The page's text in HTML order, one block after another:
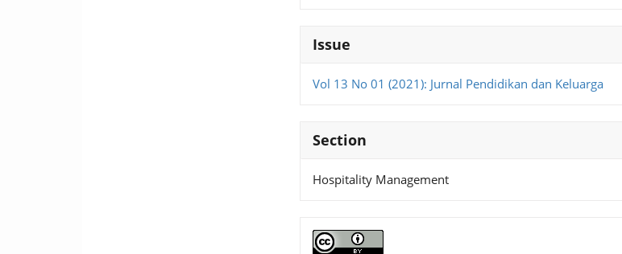
Issue
Vol 13 No 01 (2021): Jurnal Pendidikan dan Keluarga
Section
Hospitality Management